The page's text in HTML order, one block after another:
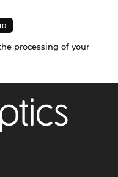
processing of your